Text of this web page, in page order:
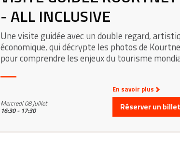
- ALL INCLUSIVE
Une visite guidée avec un double regard,
économique, qui décrypte les photos de
pour comprendre les enjeux du tourisme
Mercredi 08 juillet
16:30 - 17:30
En savoir plus
Réserver un billet